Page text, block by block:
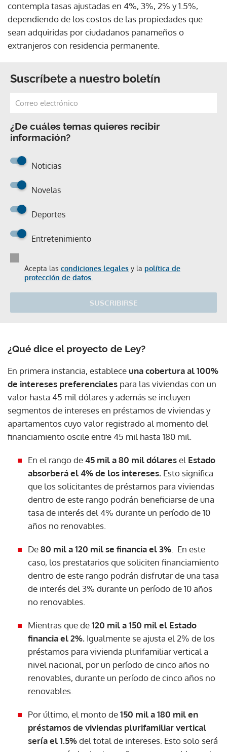
contempla tasas ajustadas en 4%, 3%, 2% y 1.5%,
dependiendo de los costos de las propiedades que
sean adquiridas por ciudadanos panameños o
extranjeros con residencia permanente.
Suscríbete a nuestro boletín
¿De cuáles temas quieres recibir
información?
Noticias
Novelas
Deportes
Entretenimiento
Acepta las condiciones legales y la política de
protección de datos.
SUSCRIBIRSE
¿Qué dice el proyecto de Ley?
En primera instancia, estableceuna cobertura al 100%
de intereses preferenciales para las viviendas con un
valor hasta 45 mil dólares y además se incluyen
segmentos de intereses en préstamos de viviendas y
apartamentos cuyo valor registrado al momento del
financiamiento oscile entre 45 mil hasta 180 mil.
En el rango de45 mil a 80 mil dólaresel Estado
absorberá el 4% de los intereses. Esto significa
que los solicitantes de préstamos para viviendas
dentro de este rango podrán beneficiarse de una
tasa de interés del 4% durante un período de 10
años no renovables.
De80 mil a 120 mil se financia el 3%. En este
caso, los prestatarios que soliciten financiamiento
dentro de este rango podrán disfrutar de una tasa
de interés del 3% durante un período de 10 años
no renovables.
Mientras que de120 mil a 150 mil el Estado
financia el 2%. Igualmente se ajusta el 2% de los
préstamos para vivienda plurifamiliar vertical a
nivel nacional, por un período de cinco años no
renovables, durante un período de cinco años no
renovables.
Por último, el monto de150 mil a 180 mil en
préstamos de viviendas plurifamiliar vertical
sería el 1.5%del total de intereses. Esto solo será